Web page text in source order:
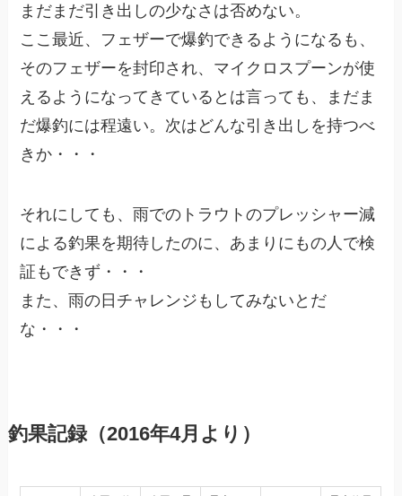
まだまだ引き出しの少なさは否めない。
ここ最近、フェザーで爆釣できるようになるも、
そのフェザーを封印され、マイクロスプーンが使
えるようになってきているとは言っても、まだま
だ爆釣には程遠い。次はどんな引き出しを持つべ
きか・・・
それにしても、雨でのトラウトのプレッシャー減
による釣果を期待したのに、あまりにもの人で検
証もできず・・・
また、雨の日チャレンジもしてみないとだ
な・・・
釣果記録（2016年4月より）